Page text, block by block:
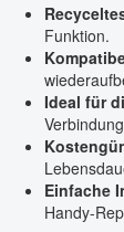
Funktion.
Ideal für
Einfache
Handy-